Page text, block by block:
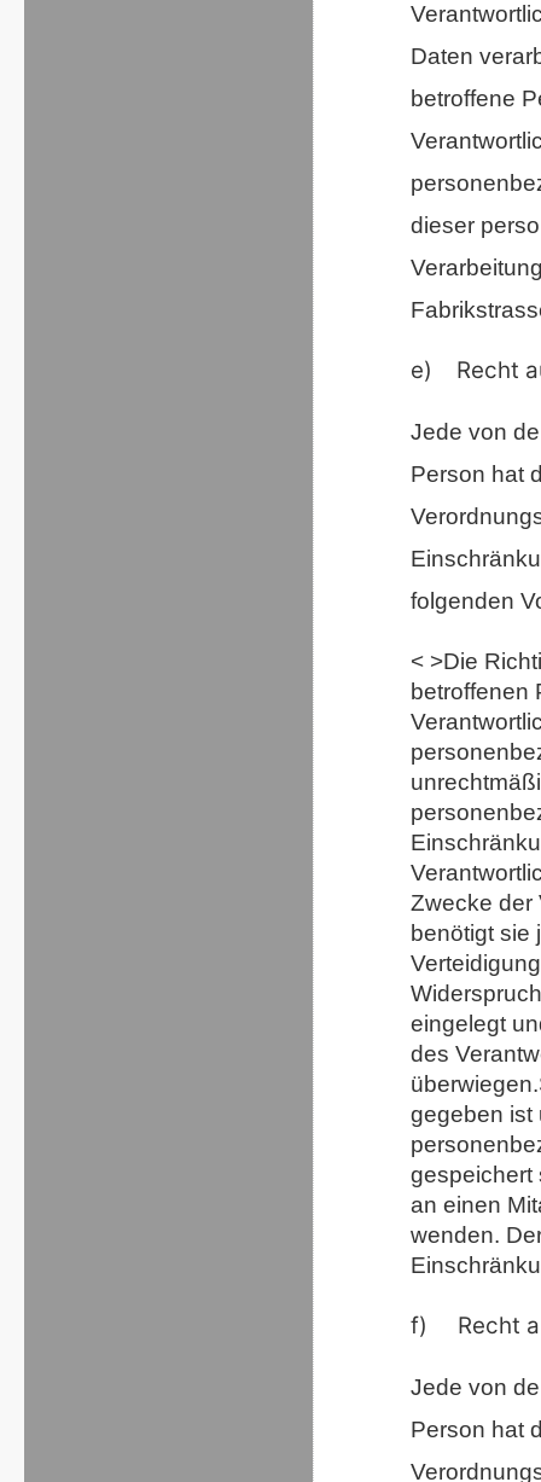
Daten
betroffene
dieser
e) Recht
Jede von
Person hat
folgenden
< >Die
betroffenen
Zwecke der
benötigt sie
eingelegt
des
gegeben ist
gespeichert
an einen
wenden.
f) Recht
Jede von
Person hat